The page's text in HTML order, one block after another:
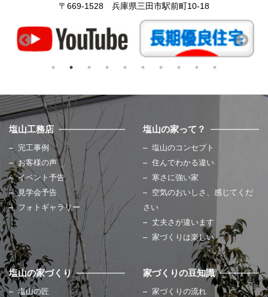
〒669-1528 兵庫県三田市駅前町10-18
塩山工務店
完工事例
お客様の声
イベント予告
見学会予告
フォトギャラリー
塩山の家って？
塩山のコンセプト
住んでわかる違い
寒さに強い家
空気のおいしさ、感じてくだ
さい
丈夫さが違います
家づくりは楽しい
塩山の家づくり
塩山の匠
家づくりの豆知識
家づくりの流れ